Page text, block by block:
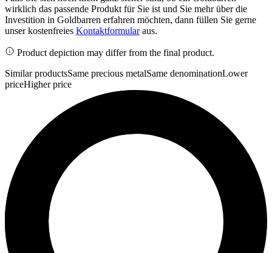
wirklich das passende Produkt für Sie ist und Sie mehr über die
Investition in Goldbarren erfahren möchten, dann füllen Sie gerne
unser kostenfreies Kontaktformularaus.
Product depiction may differ from the final product.
Similar productsSame precious metalSame denominationLower
priceHigher price